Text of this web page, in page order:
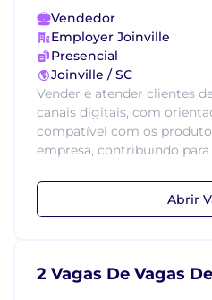
Vendedor
Employer Joinville
Presencial
Joinville / SC
Vender e atender clientes
canais digitais, com
compatível com os
empresa, contribuindo para
Abrir
2 Vagas De Vagas